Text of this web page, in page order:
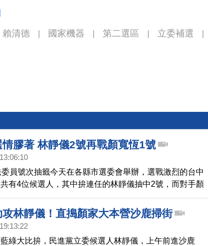
賴清德 國家機器 第二選區 立委補選
情膠著 林靜儀2號再戰顏寬恆1號
員號次抽籤今天在各縣市選委會舉辦，選戰激烈的台中
有4位候選人，其中拚連任的林靜儀抽中2號，而對手顏
號，兩人再度在選舉中對決。
林靜儀！直搗顏家大本營沙鹿掃街
綠大比拚，民進黨立委候選人林靜儀，上午前進沙鹿